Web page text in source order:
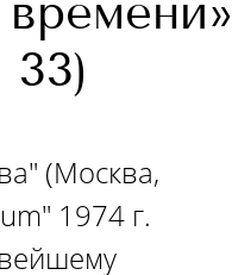
33)
(Москва,
1974 г.